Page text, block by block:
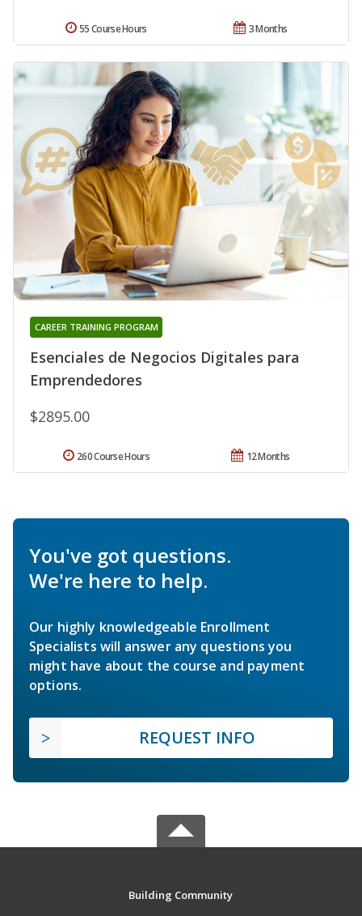
3 Months
55 Course Hours
Esenciales de Negocios Digitales para
Emprendedores
CAREER TRAINING PROGRAM
$2895.00
12 Months
260 Course Hours
You've got questions.
We're here to help.
Our highly knowledgeable Enrollment
Specialists will answer any questions you
might have about the course and payment
options.
REQUEST INFO
Building Community